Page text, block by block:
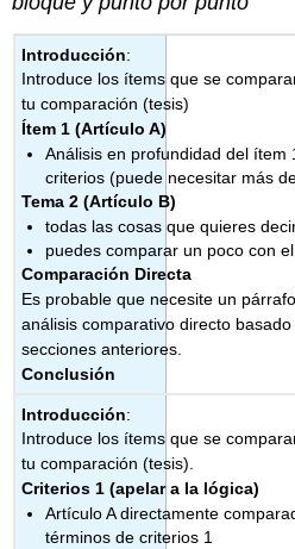
Introducción:
Introduce los ítems que se
tu comparación (tesis)
Ítem 1 (Artículo A)
Análisis en profundidad del ítem
criterios (puede necesitar más
Tema 2 (Artículo B)
todas las cosas que quieres
puedes comparar un poco con
Comparación Directa
Es probable que necesite un
análisis comparativo directo
secciones anteriores.
Conclusión
Introducción:
Introduce los ítems que se
tu comparación (tesis).
Criterios 1 (apelar a la lógica)
Artículo A directamente
términos de criterios 1